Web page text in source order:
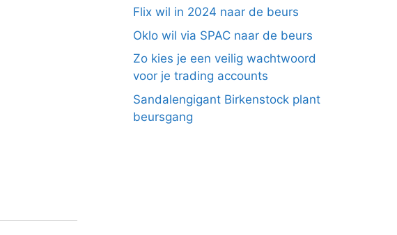
Flix wil in 2024 naar de beurs
Oklo wil via SPAC naar de beurs
Zo kies je een veilig wachtwoord
voor je trading accounts
Sandalengigant Birkenstock plant
beursgang